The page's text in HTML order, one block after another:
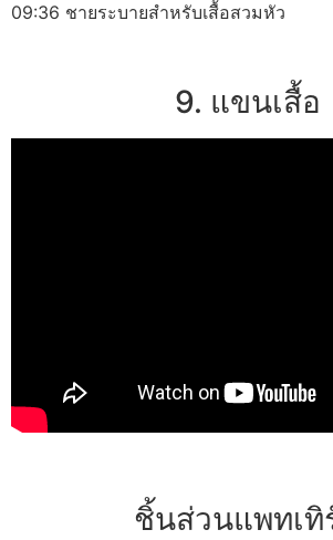
09:36 ชายระบายสำหรับเสื้อสวมหัว
9. แขนเสื้อ
ชิ้นส่วนแพทเทิ